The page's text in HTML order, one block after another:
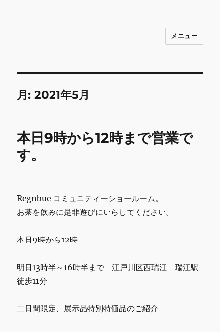
INNOCENCE ～日常に彩りを～ フ
物 etc販売 江戸川区瑞江
メニュー
月:2021年5月
本日9時から12時まで営業で
す。
Regnbue コミュニティーショールーム。
お茶を飲みに是非遊びにいらしてください。
本日9時から12時
明日13時半～16時半まで 江戸川区西瑞江 瑞江駅
徒歩11分
二日間限定、展示品特別特価品のご紹介